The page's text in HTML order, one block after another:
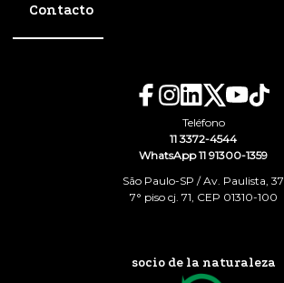
Contacto
Teléfono
11 3372-4544
WhatsApp 11 91300-1359
São Paulo-SP / Av. Paulista, 37
7° piso cj. 71, CEP 01310-100
socio de la naturaleza